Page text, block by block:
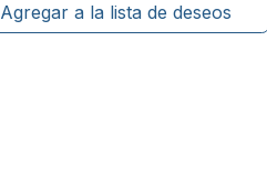
Agregar a la lista de deseos